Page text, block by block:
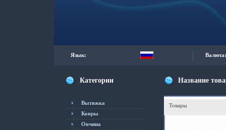
Язык: Валюта:
Категории
Вытяжка
Ковры
Овчина
Название
Товары